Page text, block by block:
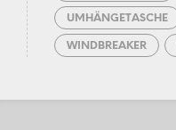
UMHÄNGETASCHE
WINDBREAKER